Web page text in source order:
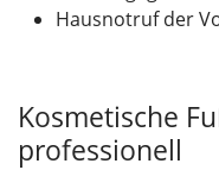
Hausnotruf der
Kosmetische
professionell